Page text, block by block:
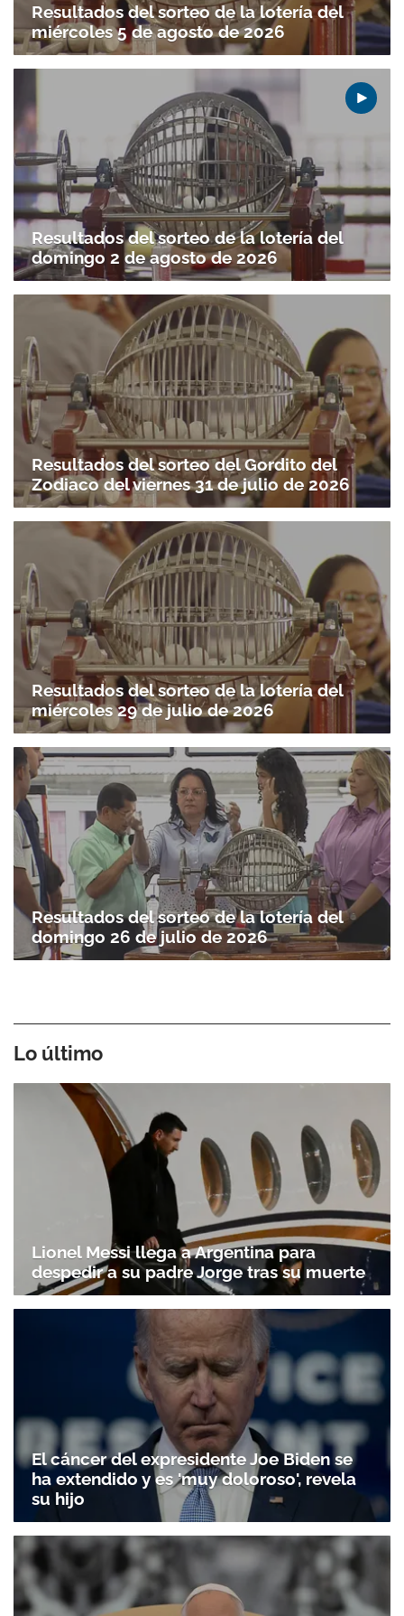
Resultados del sorteo de la lotería del
miércoles 5 de agosto de 2026
Resultados del sorteo de la lotería del
domingo 2 de agosto de 2026
Resultados del sorteo del Gordito del
Zodiaco del viernes 31 de julio de 2026
Resultados del sorteo de la lotería del
miércoles 29 de julio de 2026
Resultados del sorteo de la lotería del
domingo 26 de julio de 2026
Lo último
Lionel Messi llega a Argentina para
despedir a su padre Jorge tras su muerte
El cáncer del expresidente Joe Biden se
ha extendido y es 'muy doloroso', revela
su hijo